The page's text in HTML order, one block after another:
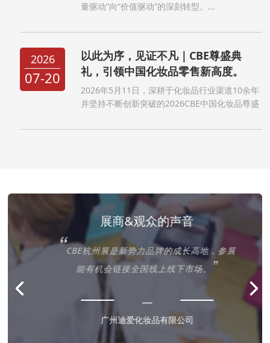
量驱动”向“价值驱动”的深刻转型。...
2026
07-20
以此为序，见证不凡｜CBE尊盛典
礼，引领中国化妆品零售新高度。
2026年5月11日，深耕于化妆品行业渠道10余年
并坚持不断创新突破的2026CBE中国化妆品尊盛
中国化妆品尊盛之夜颁奖盛典作为一个创办10余
展商&观众的声音
“ CBE杭州展是新势力品牌的成长高地，参展
能有机会链接全国线上线下市场。”
—
广州迪爱化妆品有限公司